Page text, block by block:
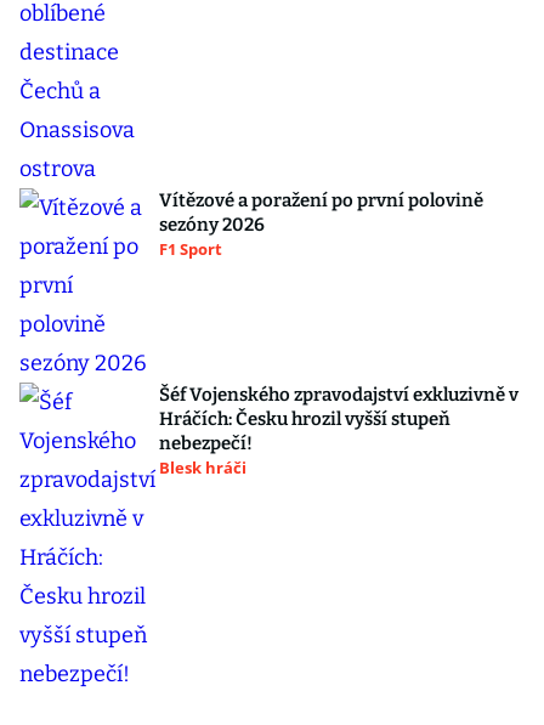
Vítězové a poražení po první polovině
sezóny 2026
F1 Sport
Šéf Vojenského zpravodajství exkluzivně v
Hráčích: Česku hrozil vyšší stupeň
nebezpečí!
Blesk hráči